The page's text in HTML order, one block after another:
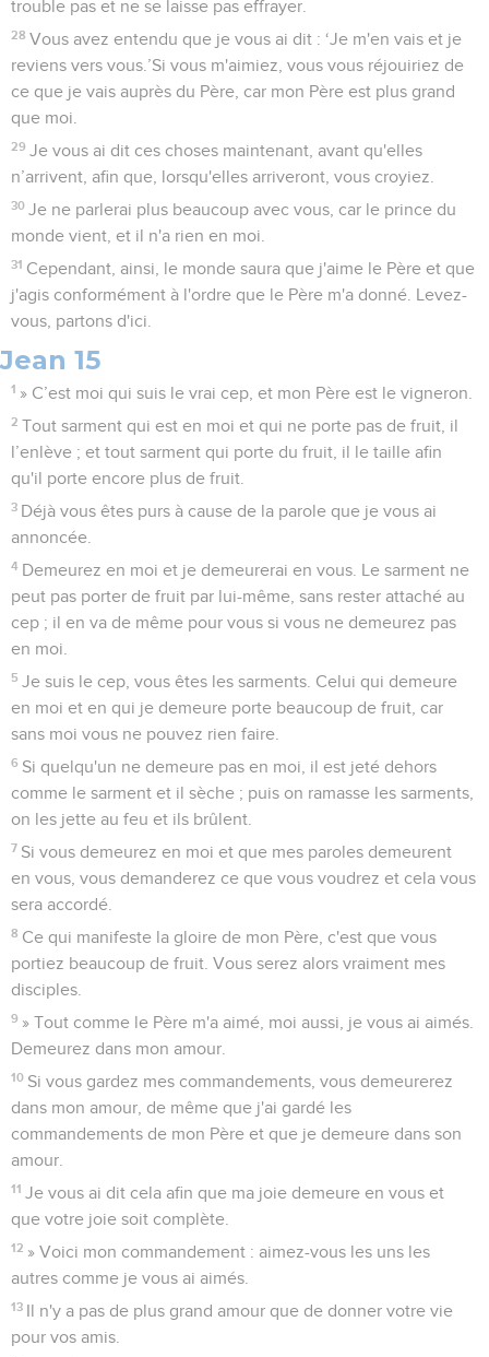
trouble pas et ne se laisse pas effrayer.
28 Vous avez entendu que je vous ai dit : ‘Je m'en vais et je
reviens vers vous.’Si vous m'aimiez, vous vous réjouiriez de
ce que je vais auprès du Père, car mon Père est plus grand
que moi.
29 Je vous ai dit ces choses maintenant, avant qu'elles
n’arrivent, afin que, lorsqu'elles arriveront, vous croyiez.
30 Je ne parlerai plus beaucoup avec vous, car le prince du
monde vient, et il n'a rien en moi.
31 Cependant, ainsi, le monde saura que j'aime le Père et que
j'agis conformément à l'ordre que le Père m'a donné. Levez-
vous, partons d'ici.
Jean 15
1 » C’est moi qui suis le vrai cep, et mon Père est le vigneron.
2 Tout sarment qui est en moi et qui ne porte pas de fruit, il
l’enlève ; et tout sarment qui porte du fruit, il le taille afin
qu'il porte encore plus de fruit.
3 Déjà vous êtes purs à cause de la parole que je vous ai
annoncée.
4 Demeurez en moi et je demeurerai en vous. Le sarment ne
peut pas porter de fruit par lui-même, sans rester attaché au
cep ; il en va de même pour vous si vous ne demeurez pas
en moi.
5 Je suis le cep, vous êtes les sarments. Celui qui demeure
en moi et en qui je demeure porte beaucoup de fruit, car
sans moi vous ne pouvez rien faire.
6 Si quelqu'un ne demeure pas en moi, il est jeté dehors
comme le sarment et il sèche ; puis on ramasse les sarments,
on les jette au feu et ils brûlent.
7 Si vous demeurez en moi et que mes paroles demeurent
en vous, vous demanderez ce que vous voudrez et cela vous
sera accordé.
8 Ce qui manifeste la gloire de mon Père, c'est que vous
portiez beaucoup de fruit. Vous serez alors vraiment mes
disciples.
9 » Tout comme le Père m'a aimé, moi aussi, je vous ai aimés.
Demeurez dans mon amour.
10 Si vous gardez mes commandements, vous demeurerez
dans mon amour, de même que j'ai gardé les
commandements de mon Père et que je demeure dans son
amour.
11 Je vous ai dit cela afin que ma joie demeure en vous et
que votre joie soit complète.
12 » Voici mon commandement : aimez-vous les uns les
autres comme je vous ai aimés.
13 Il n'y a pas de plus grand amour que de donner votre vie
pour vos amis.